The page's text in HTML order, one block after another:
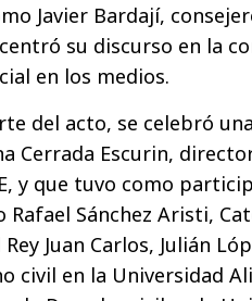
Javier Bardají,
su discurso en la
en los medios.
del acto, se celebró una
Cerrada Escurin,
y que tuvo como
Rafael Sánchez Aristi,
Juan Carlos, Julián
civil en la Universidad